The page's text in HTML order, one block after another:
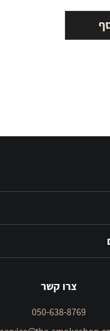
צרו קשר
050-638-8769